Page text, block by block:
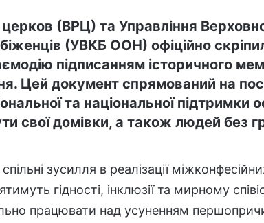
(ВРЦ) та Управління
(УВКБ ООН) офіційно
підписанням історичного
Цей документ спрямований на
та національної підтримки
свої домівки, а також людей без
зусилля в реалізації
гідності, інклюзії та мирному
працювати над усуненням